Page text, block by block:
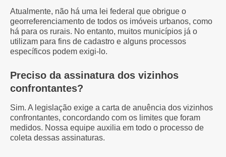
Atualmente, não há uma lei federal que obrigue o
georreferenciamento de todos os imóveis urbanos, como
há para os rurais. No entanto, muitos municípios já o
utilizam para fins de cadastro e alguns processos
específicos podem exigi-lo.
Preciso da assinatura dos vizinhos
confrontantes?
Sim. A legislação exige a carta de anuência dos vizinhos
confrontantes, concordando com os limites que foram
medidos. Nossa equipe auxilia em todo o processo de
coleta dessas assinaturas.